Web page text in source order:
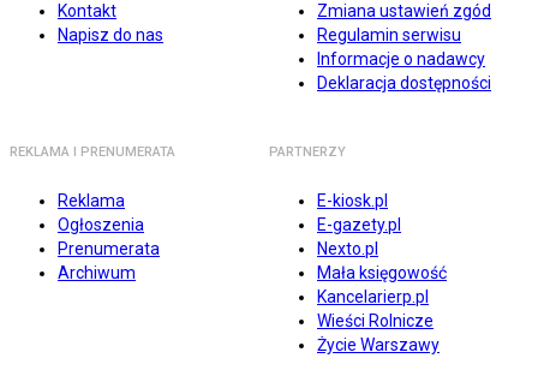
Kontakt
Napisz do nas
Zmiana ustawień zgód
Regulamin serwisu
Informacje o nadawcy
Deklaracja dostępności
REKLAMA I PRENUMERATA
Reklama
Ogłoszenia
Prenumerata
Archiwum
PARTNERZY
E-kiosk.pl
E-gazety.pl
Nexto.pl
Mała księgowość
Kancelarierp.pl
Wieści Rolnicze
Życie Warszawy